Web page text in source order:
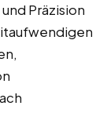
Präzision